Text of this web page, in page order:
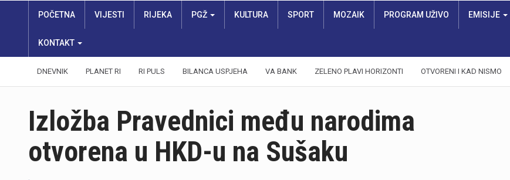
POČETNA VIJESTI RIJEKA PGŽ KULTURA SPORT MOZAIK PROGRAM UŽIVO EMISIJE
KONTAKT
DNEVNIK PLANET RI RI PULS BILANCA USPJEHA VA BANK ZELENO PLAVI HORIZONTI OTVORENI I KAD NISMO
Izložba Pravednici među narodima
otvorena u HKD-u na Sušaku